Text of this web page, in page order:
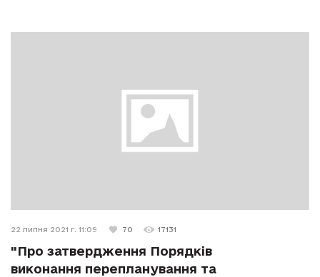
22 липня 2021 г. 11:09 70 17131
"Про затвердження Порядків
виконання перепланування та